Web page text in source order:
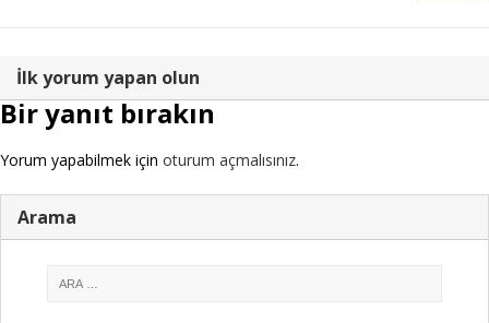
İlk yorum yapan olun
Bir yanıt bırakın
Yorum yapabilmek için oturum açmalısınız.
Arama